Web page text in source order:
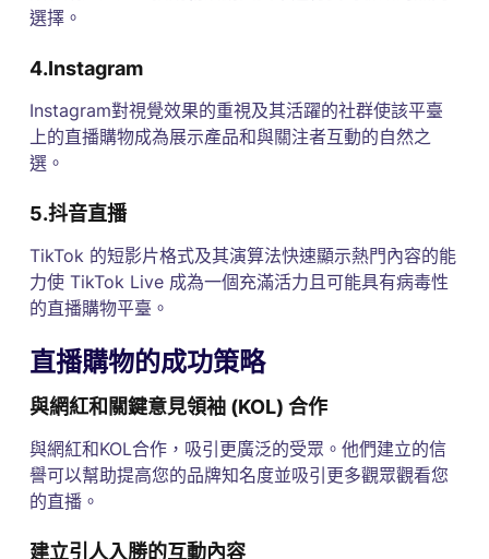
選擇。
4.Instagram
Instagram對視覺效果的重視及其活躍的社群使該平臺
上的直播購物成為展示產品和與關注者互動的自然之
選。
5.抖音直播
TikTok 的短影片格式及其演算法快速顯示熱門內容的能
力使 TikTok Live 成為一個充滿活力且可能具有病毒性
的直播購物平臺。
直播購物的成功策略
與網紅和關鍵意見領袖 (KOL) 合作
與網紅和KOL合作，吸引更廣泛的受眾。他們建立的信
譽可以幫助提高您的品牌知名度並吸引更多觀眾觀看您
的直播。
建立引人入勝的互動內容